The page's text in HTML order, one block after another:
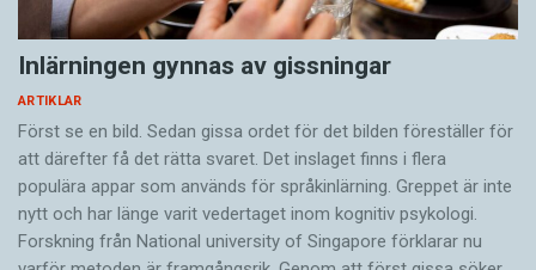
Inlärningen gynnas av gissningar
ARTIKLAR
Först se en bild. Sedan gissa ordet för det bilden föreställer för
att därefter få det rätta svaret. Det inslaget finns i flera
populära appar som används för språkinlärning. Greppet är inte
nytt och har länge varit vedertaget inom kognitiv psykologi.
Forskning från National university of Singa­pore förklarar nu